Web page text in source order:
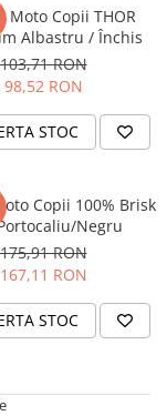
Moto Copii THOR
Albastru / Închis
103,71 RON
98,52 RON
STOC
Copii 100% Brisk
Negru
175,91 RON
167,11 RON
STOC